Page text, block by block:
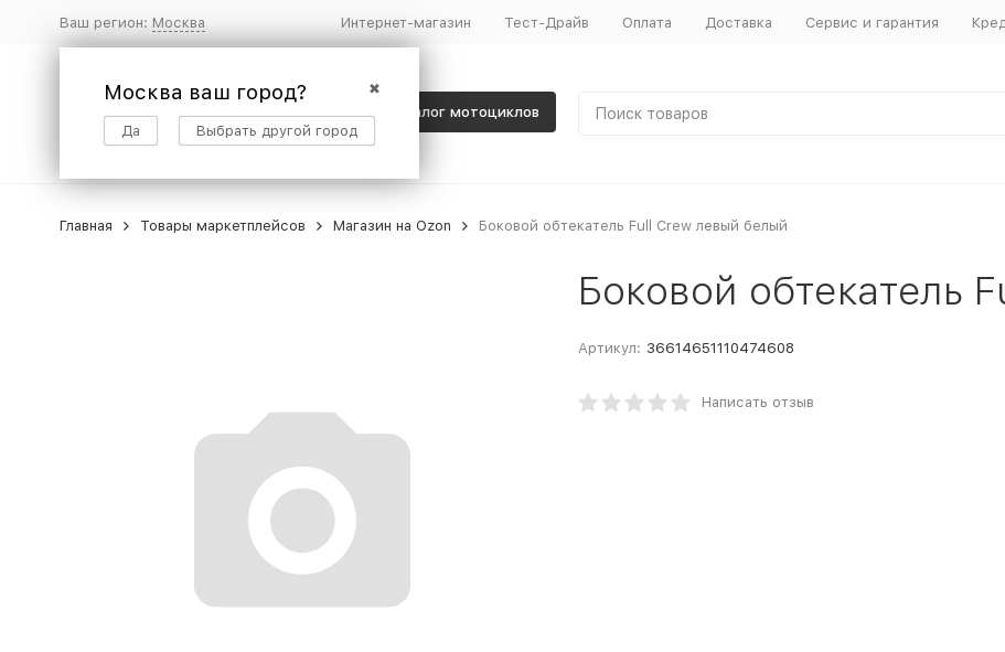
Ваш регион: Москва
✖
Москва ваш город?
Да Выбрать другой город
Интернет-магазин Тест-Драйв Оплата Доставка Сервис и гарантия
Каталог мотоциклов
Главная Товары маркетплейсов Магазин на Ozon Боковой обтекатель Full Crew левый белый
Боковой обтекатель
Артикул: 36614651110474608
Написать отзыв